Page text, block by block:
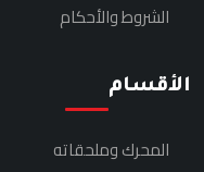
الشروط والأحكام
الأقسام
المحرك وملحقاته